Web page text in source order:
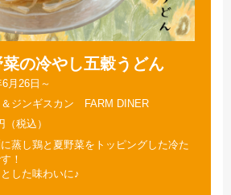
の冷やし五穀うどん
月26日～
＆ジンギスカン FARM DINER
（税込）
蒸し鶏と夏野菜をトッピングした冷た
！
した味わいに♪